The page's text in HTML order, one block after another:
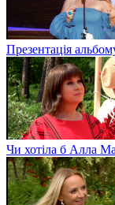
Презентація
Чи хотіла б Алла